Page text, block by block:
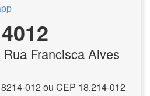
Rua Francisca Alves
012 ou CEP 18.214-012